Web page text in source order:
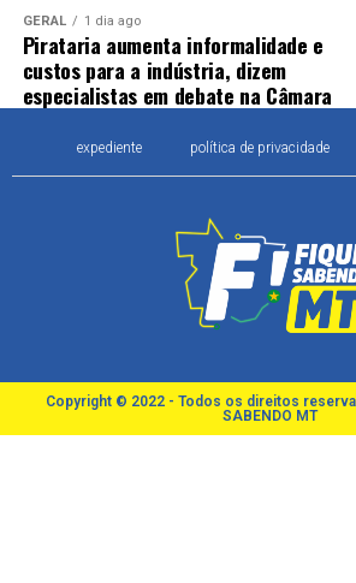
GERAL 1 dia ago
Pirataria aumenta informalidade e
custos para a indústria, dizem
especialistas em debate na Câmara
expediente política de privacidade
Copyright © 2022 - Todos os direitos
SABENDO MT